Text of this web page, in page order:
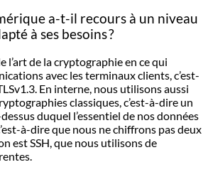
a-t-il recours à un niveau
à ses besoins ?
l’art de la cryptographie en ce qui
avec les terminaux clients, c’est-
En interne, nous utilisons aussi
classiques, c’est-à-dire un
duquel l’essentiel de nos données
à-dire que nous ne chiffrons pas deux
est SSH, que nous utilisons de